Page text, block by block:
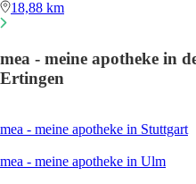
18,88 km
mea - meine apotheke in
Ertingen
mea - meine apotheke in Stuttgart
mea - meine apotheke in Ulm